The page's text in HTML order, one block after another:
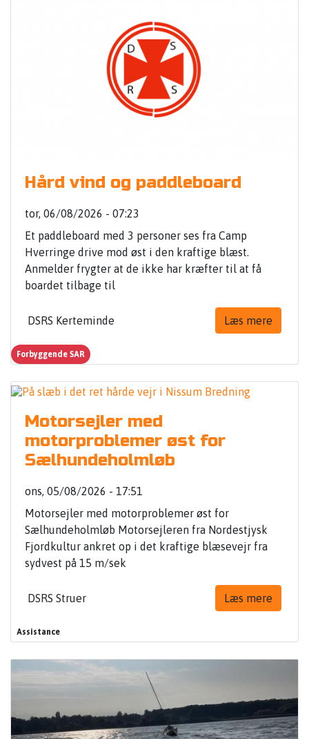
Hård vind og paddleboard
tor, 06/08/2026 - 07:23
Et paddleboard med 3 personer ses fra Camp
Hverringe drive mod øst i den kraftige blæst.
Anmelder frygter at de ikke har kræfter til at få
boardet tilbage til
DSRS Kerteminde Læs mere
Forbyggende SAR
Motorsejler med
motorproblemer øst for
Sælhundeholmløb
ons, 05/08/2026 - 17:51
Motorsejler med motorproblemer øst for
Sælhundeholmløb Motorsejleren fra Nordestjysk
Fjordkultur ankret op i det kraftige blæsevejr fra
sydvest på 15 m/sek
DSRS Struer Læs mere
Assistance